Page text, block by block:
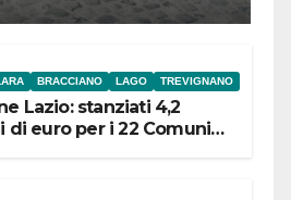
BRACCIANO LAGO TREVIGNANO
Lazio: stanziati 4,2
di euro per i 22 Comuni